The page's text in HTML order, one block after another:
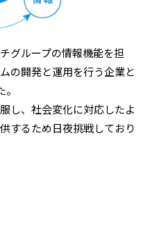
グループの情報機能を担
の開発と運用を行う企業と
し、社会変化に対応したよ
するため日夜挑戦しており